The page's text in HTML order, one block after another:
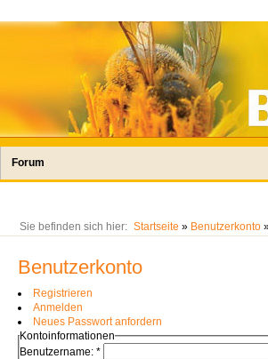
Forum
Sie befinden sich hier: Startseite » Benutzerkonto
Benutzerkonto
Registrieren
Anmelden
Neues Passwort anfordern
Kontoinformationen
Benutzername: *